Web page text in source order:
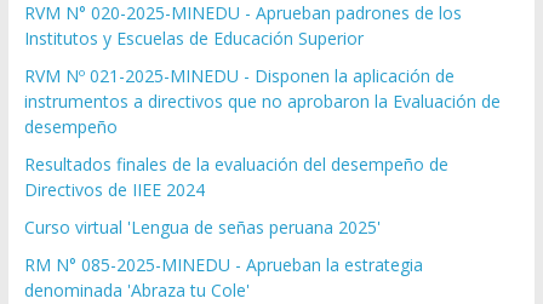
RVM N° 020-2025-MINEDU - Aprueban padrones de los
Institutos y Escuelas de Educación Superior
RVM Nº 021-2025-MINEDU - Disponen la aplicación de
instrumentos a directivos que no aprobaron la Evaluación de
desempeño
Resultados finales de la evaluación del desempeño de
Directivos de IIEE 2024
Curso virtual 'Lengua de señas peruana 2025'
RM N° 085-2025-MINEDU - Aprueban la estrategia
denominada 'Abraza tu Cole'